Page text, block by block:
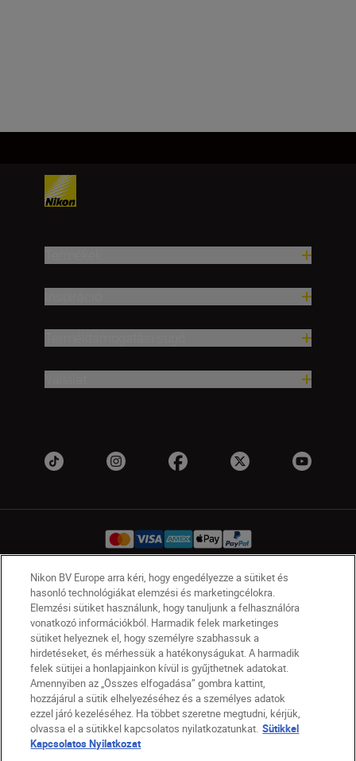
HU Nikon Sites
Lépjen kapcsolatba velünk
Adatvédelmi nyilatkozat
Jogi nyilatkozat
Nikon Store szerződési feltételek
Sütikkel kapcsolatos nyilatkozat
Akadálymentesség
Sütikre vonatkozó beállítások
© 2026 Nikon
Nikon BV Europe arra kéri, hogy engedélyezze a sütiket és
hasonló technológiákat elemzési és marketingcélokra.
Elemzési sütiket használunk, hogy tanuljunk a felhasználóra
vonatkozó információkból. Harmadik felek marketinges
sütiket helyeznek el, hogy személyre szabhassuk a
hirdetéseket, és mérhessük a hatékonyságukat. A harmadik
felek sütijei a honlapjainkon kívül is gyűjthetnek adatokat.
Amennyiben az „Összes elfogadása” gombra kattint,
hozzájárul a sütik elhelyezéséhez és a személyes adatok
ezzel járó kezeléséhez. Ha többet szeretne megtudni, kérjük,
olvassa el a sütikkel kapcsolatos nyilatkozatunkat. Sütikkel
Kapcsolatos Nyilatkozat